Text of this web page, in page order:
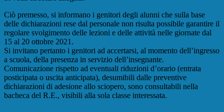
Ciò premesso, si informano i genitori degli alunni che sulla base
delle dichiarazioni rese dal personale non risulta possibile garantire il
regolare svolgimento delle lezioni e delle attività nelle giornate dal
15 al 20 ottobre 2021.
Si invitano pertanto i genitori ad accertarsi, al momento dell’ingresso
a scuola, della presenza in servizio dell’insegnante.
Comunicazione rispetto ad eventuali riduzioni d’orario (entrata
posticipata o uscita anticipata), desumibili dalle preventive
dichiarazioni di adesione allo sciopero, sono consultabili nella
bacheca del R.E., visibili alla sola classe interessata.